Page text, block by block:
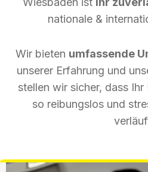
nationale &
Wir bieten umfassende
unserer Erfahrung und
stellen wir sicher, dass
so reibungslos und